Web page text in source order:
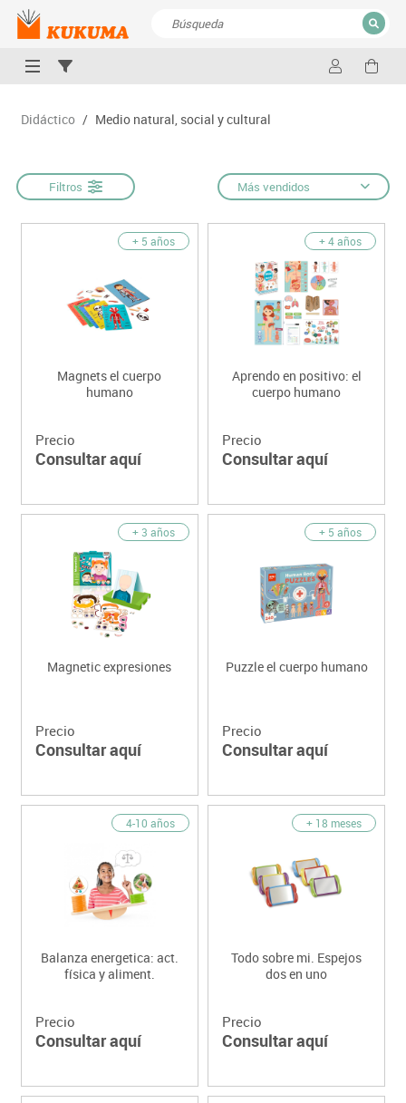
CERRAR
Didáctico / Medio natural, social y cultural
Filtros Más vendidos
+ 5 años
Magnets el cuerpo
humano
Precio
Consultar aquí
+ 4 años
Aprendo en positivo: el
cuerpo humano
Precio
Consultar aquí
+ 3 años
Magnetic expresiones
Precio
Consultar aquí
+ 5 años
Puzzle el cuerpo humano
Precio
Consultar aquí
4-10 años
Balanza energetica: act.
física y aliment.
Precio
Consultar aquí
+ 18 meses
Todo sobre mi. Espejos
dos en uno
Precio
Consultar aquí